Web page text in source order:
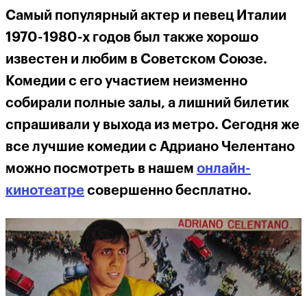
Самый популярный актер и певец Италии
1970-1980-х годов был также хорошо
известен и любим в Советском Союзе.
Комедии с его участием неизменно
собирали полные залы, а лишний билетик
спрашивали у выхода из метро. Сегодня же
все лучшие комедии с Адриано Челентано
можно посмотреть в нашем онлайн-
кинотеатре совершенно бесплатно.